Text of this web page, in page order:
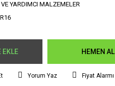
YARDIMCI MALZEMELER
EKLE HEMEN AL
Yorum Yaz Fiyat Alarmı